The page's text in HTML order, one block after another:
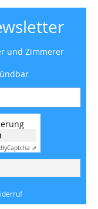
und Zimmerer
Captcha ⇗